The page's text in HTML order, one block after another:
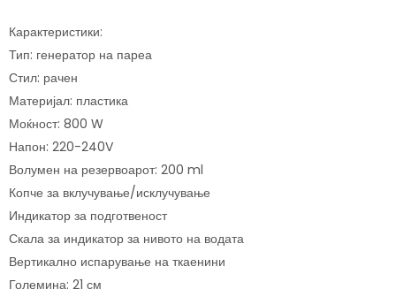
Карактеристики:
Тип: генератор на пареа
Стил: рачен
Материјал: пластика
Моќност: 800 W
Напон: 220-240V
Волумен на резервоарот: 200 ml
Копче за вклучување/исклучување
Индикатор за подготвеност
Скала за индикатор за нивото на водата
Вертикално испарување на ткаенини
Големина: 21 см